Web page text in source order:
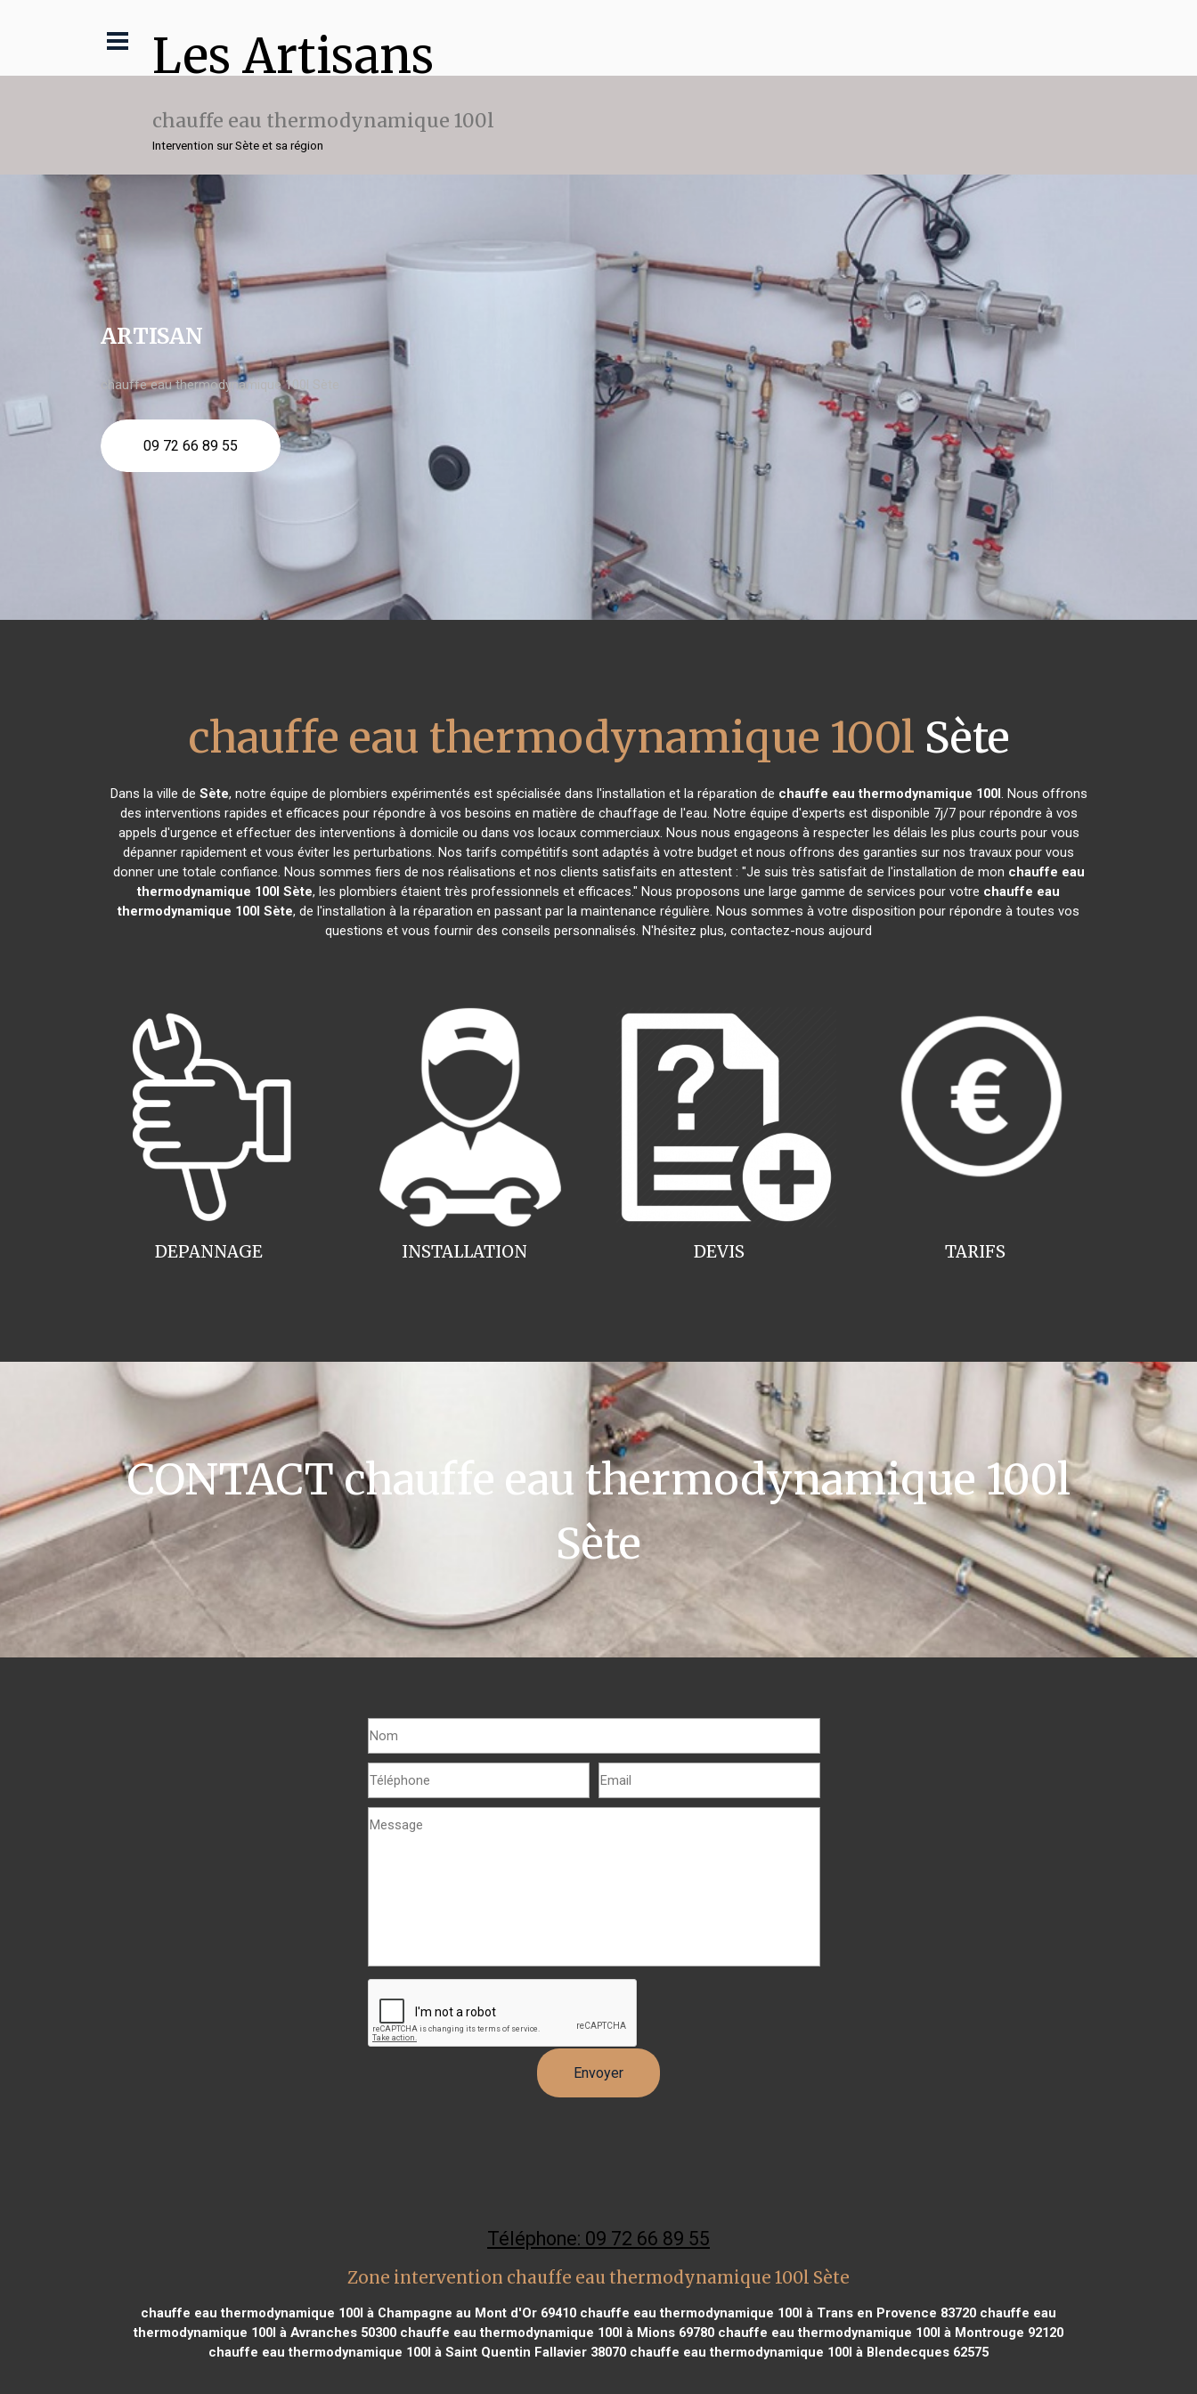
Les Artisans
chauffe eau thermodynamique 100l
Intervention sur Sète et sa région
ARTISAN
chauffe eau thermodynamique 100l Sète
09 72 66 89 55
chauffe eau thermodynamique 100l Sète
Dans la ville de Sète, notre équipe de plombiers expérimentés est spécialisée dans l'installation et la réparation de chauffe eau thermodynamique 100l. Nous offrons
des interventions rapides et efficaces pour répondre à vos besoins en matière de chauffage de l'eau. Notre équipe d'experts est disponible 7j/7 pour répondre à vos
appels d'urgence et effectuer des interventions à domicile ou dans vos locaux commerciaux. Nous nous engageons à respecter les délais les plus courts pour vous
dépanner rapidement et vous éviter les perturbations. Nos tarifs compétitifs sont adaptés à votre budget et nous offrons des garanties sur nos travaux pour vous
donner une totale confiance. Nous sommes fiers de nos réalisations et nos clients satisfaits en attestent : "Je suis très satisfait de l'installation de mon chauffe eau
thermodynamique 100l Sète, les plombiers étaient très professionnels et efficaces." Nous proposons une large gamme de services pour votre chauffe eau
thermodynamique 100l Sète, de l'installation à la réparation en passant par la maintenance régulière. Nous sommes à votre disposition pour répondre à toutes vos
questions et vous fournir des conseils personnalisés. N'hésitez plus, contactez-nous aujourd
INSTALLATION
DEPANNAGE TARIFS
DEVIS
CONTACT chauffe eau thermodynamique 100l
Sète
Téléphone: 09 72 66 89 55
Zone intervention chauffe eau thermodynamique 100l Sète
chauffe eau thermodynamique 100l à Champagne au Mont d'Or 69410 chauffe eau thermodynamique 100l à Trans en Provence 83720 chauffe eau
thermodynamique 100l à Avranches 50300 chauffe eau thermodynamique 100l à Mions 69780 chauffe eau thermodynamique 100l à Montrouge 92120
chauffe eau thermodynamique 100l à Saint Quentin Fallavier 38070 chauffe eau thermodynamique 100l à Blendecques 62575